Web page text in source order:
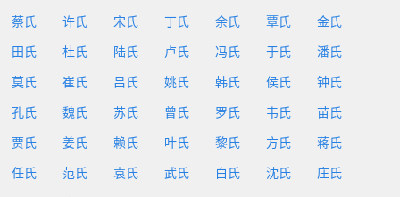
蔡氏 许氏 宋氏 丁氏 余氏 覃氏 金氏
田氏 杜氏 陆氏 卢氏 冯氏 于氏 潘氏
莫氏 崔氏 吕氏 姚氏 韩氏 侯氏 钟氏
孔氏 魏氏 苏氏 曾氏 罗氏 韦氏 苗氏
贾氏 姜氏 赖氏 叶氏 黎氏 方氏 蒋氏
任氏 范氏 袁氏 武氏 白氏 沈氏 庄氏